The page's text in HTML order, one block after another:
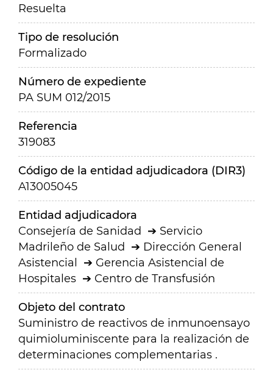
Resuelta
Tipo de resolución
Formalizado
Número de expediente
PA SUM 012/2015
Referencia
319083
Código de la entidad adjudicadora (DIR3)
A13005045
Entidad adjudicadora
Consejería de Sanidad
Servicio
Madrileño de Salud
Dirección General
Asistencial
Gerencia Asistencial de
Hospitales
Centro de Transfusión
Objeto del contrato
Suministro de reactivos de inmunoensayo
quimioluminiscente para la realización de
determinaciones complementarias .